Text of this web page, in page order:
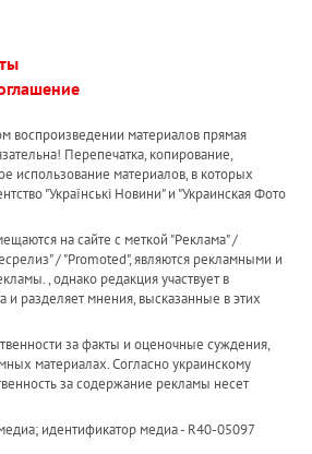
воспроизведении материалов прямая
Перепечатка, копирование,
использование материалов, в которых
"Українськi Новини" и "Украинская Фото
на сайте с меткой "Реклама" /
/ "Promoted", являются рекламными и
, однако редакция участвует в
и разделяет мнения, высказанные в этих
за факты и оценочные суждения,
материалах. Согласно украинскому
за содержание рекламы несет
идентификатор медиа - R40-05097